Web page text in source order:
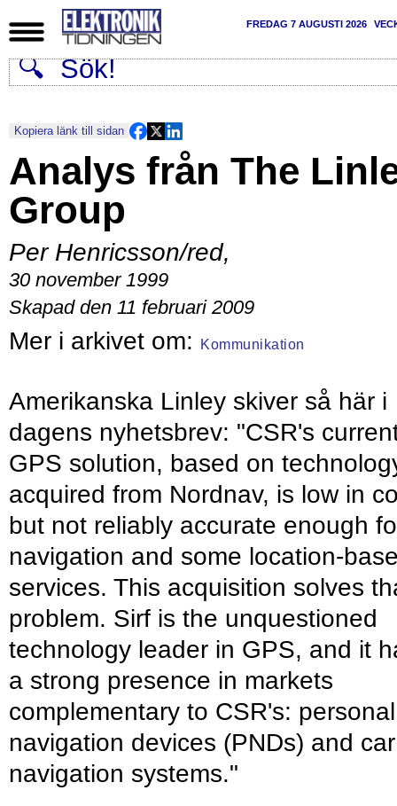
FREDAG 7 AUGUSTI 2026
Kopiera länk till sidan
Analys från The
Group
Per Henricsson/red,
30 november 1999
Skapad den 11 februari 2009
Kommunikation
Amerikanska Linley skiver så här i
dagens nyhetsbrev: "CSR's
GPS solution, based on
acquired from Nordnav, is low in
but not reliably accurate enough
navigation and some location-
services. This acquisition solves
problem. Sirf is the unquestioned
technology leader in GPS, and it
a strong presence in markets
complementary to CSR's: personal
navigation devices (PNDs) and car
navigation systems."